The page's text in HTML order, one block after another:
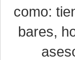
como:
bares,